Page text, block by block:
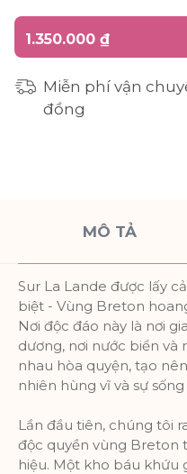
1.350.000 ₫
Miễn phí vận
đồng
MÔ TẢ
Sur La Lande được lấy
biệt - Vùng Breton
Nơi độc đáo này là nơi
dương, nơi nước biển
nhau hòa quyện, tạo
nhiên hùng vĩ và sự
Lần đầu tiên, chúng tôi
độc quyền vùng Breton
hiệu. Một kho báu khứu